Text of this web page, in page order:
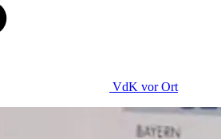
VdK vor Ort